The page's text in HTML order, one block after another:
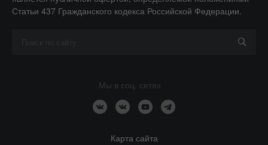
Статьи 437 Гражданского кодекса Российской Федерации.
Мы в соц. сетях
Карта сайта